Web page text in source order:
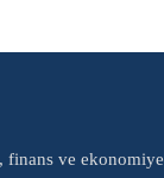
finans ve